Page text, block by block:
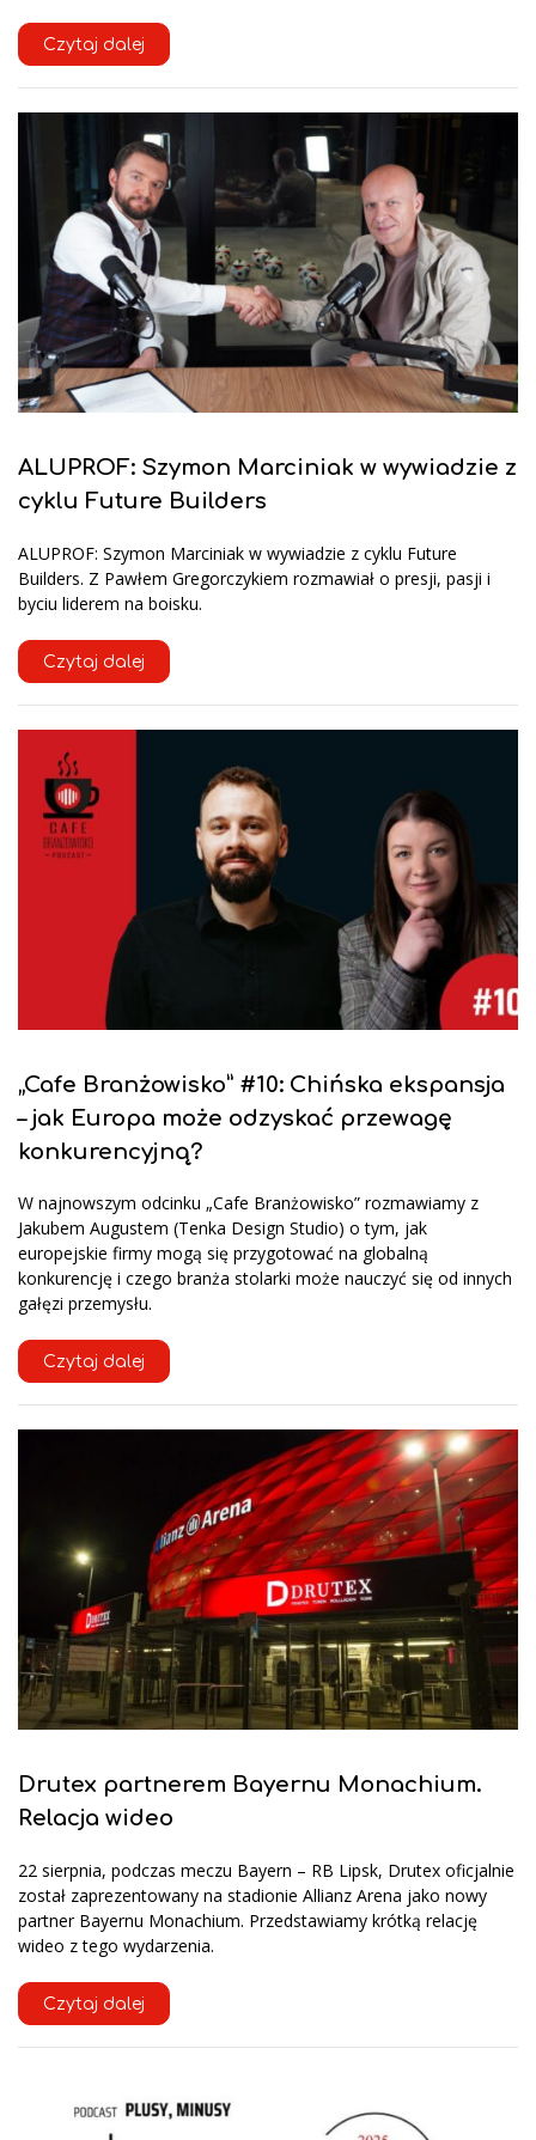
Czytaj dalej
ALUPROF: Szymon Marciniak w wywiadzie z
cyklu Future Builders
ALUPROF: Szymon Marciniak w wywiadzie z cyklu Future
Builders. Z Pawłem Gregorczykiem rozmawiał o presji, pasji i
byciu liderem na boisku.
Czytaj dalej
„Cafe Branżowisko” #10: Chińska ekspansja
– jak Europa może odzyskać przewagę
konkurencyjną?
W najnowszym odcinku „Cafe Branżowisko” rozmawiamy z
Jakubem Augustem (Tenka Design Studio) o tym, jak
europejskie firmy mogą się przygotować na globalną
konkurencję i czego branża stolarki może nauczyć się od innych
gałęzi przemysłu.
Czytaj dalej
Drutex partnerem Bayernu Monachium.
Relacja wideo
22 sierpnia, podczas meczu Bayern – RB Lipsk, Drutex oficjalnie
został zaprezentowany na stadionie Allianz Arena jako nowy
partner Bayernu Monachium. Przedstawiamy krótką relację
wideo z tego wydarzenia.
Czytaj dalej